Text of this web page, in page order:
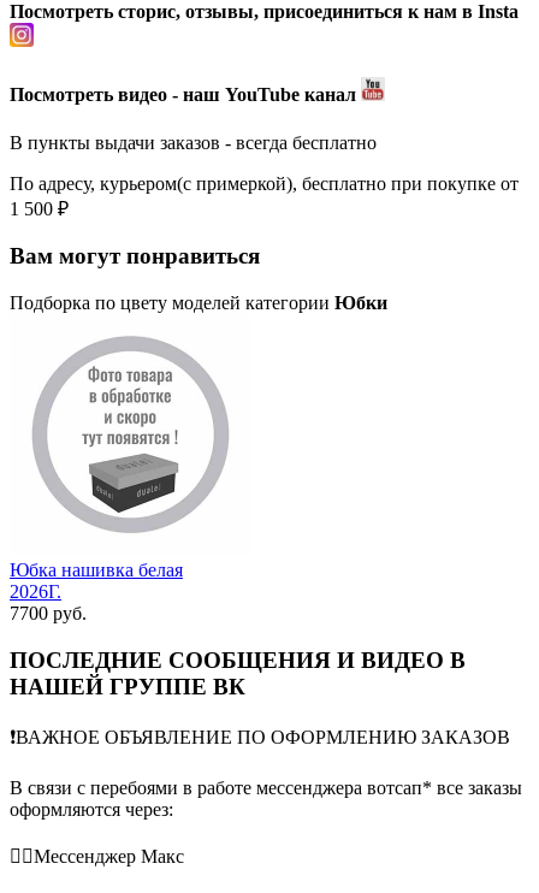
Посмотреть сторис, отзывы, присоединиться к нам в Insta
Посмотреть видео - наш YouTube канал
В пункты выдачи заказов - всегда бесплатно
По адресу, курьером(с примеркой), бесплатно при покупке от
1 500 ₽
Вам могут понравиться
Подборка по цвету моделей категории Юбки
Юбка нашивка белая
2026Г.
7700 руб.
ПОСЛЕДНИЕ СООБЩЕНИЯ И ВИДЕО В
НАШЕЙ ГРУППЕ ВК
❗️ВАЖНОЕ ОБЪЯВЛЕНИЕ ПО ОФОРМЛЕНИЮ ЗАКАЗОВ
В связи с перебоями в работе мессенджера вотсап* все заказы
оформляются через:
👉🏻Мессенджер Макс